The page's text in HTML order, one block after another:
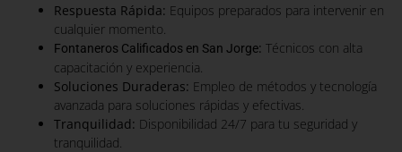
Respuesta Rápida: Equipos preparados para intervenir en
cualquier momento.
Fontaneros Calificados en San Jorge: Técnicos con alta
capacitación y experiencia.
Soluciones Duraderas: Empleo de métodos y tecnología
avanzada para soluciones rápidas y efectivas.
Tranquilidad: Disponibilidad 24/7 para tu seguridad y
tranquilidad.